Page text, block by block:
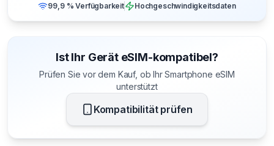
99,9 % Verfügbarkeit Hochgeschwindigkeitsdaten
Ist Ihr Gerät eSIM-kompatibel?
Prüfen Sie vor dem Kauf, ob Ihr Smartphone eSIM
unterstützt
Kompatibilität prüfen